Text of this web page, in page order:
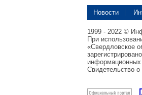
Новости
1999 - 2022 ©
При
«Свердловское
информационных
Свидетельство